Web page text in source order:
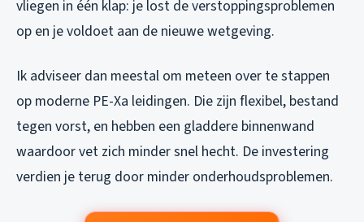
vliegen in één klap: je lost de verstoppingsproblemen
op en je voldoet aan de nieuwe wetgeving.
Ik adviseer dan meestal om meteen over te stappen
op moderne PE-Xa leidingen. Die zijn flexibel, bestand
tegen vorst, en hebben een gladdere binnenwand
waardoor vet zich minder snel hecht. De investering
verdien je terug door minder onderhoudsproblemen.